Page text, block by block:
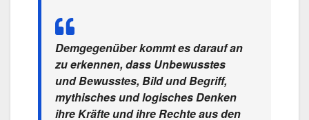
Demgegenüber kommt es darauf an
zu erkennen, dass Unbewusstes
und Bewusstes, Bild und Begriff,
mythisches und logisches Denken
ihre Kräfte und ihre Rechte aus den